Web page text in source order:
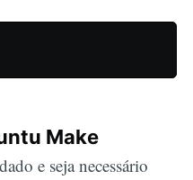
Make
e seja necessário